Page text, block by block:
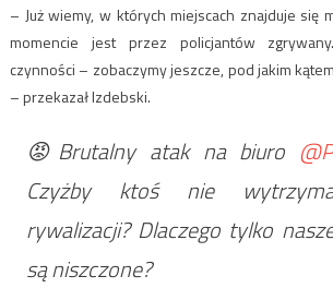
– Już wiemy, w których miejscach znajduje się
momencie jest przez policjantów
czynności – zobaczymy jeszcze, pod jakim
– przekazał Izdebski.
😡Brutalny atak na biuro
Czyżby ktoś nie
rywalizacji? Dlaczego tylko
są niszczone?